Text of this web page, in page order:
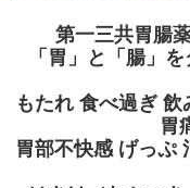
第一三共胃腸
「胃」と「腸」
もたれ 食べ過ぎ
胃
胃部不快感 げっぷ